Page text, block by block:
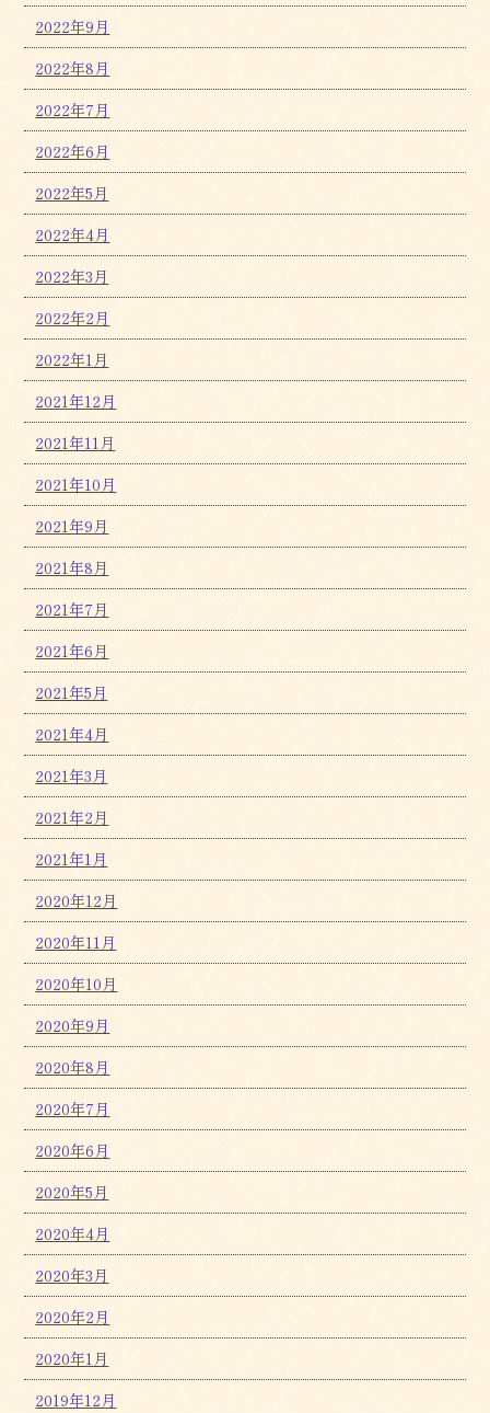
2022年9月
2022年8月
2022年7月
2022年6月
2022年5月
2022年4月
2022年3月
2022年2月
2022年1月
2021年12月
2021年11月
2021年10月
2021年9月
2021年8月
2021年7月
2021年6月
2021年5月
2021年4月
2021年3月
2021年2月
2021年1月
2020年12月
2020年11月
2020年10月
2020年9月
2020年8月
2020年7月
2020年6月
2020年5月
2020年4月
2020年3月
2020年2月
2020年1月
2019年12月